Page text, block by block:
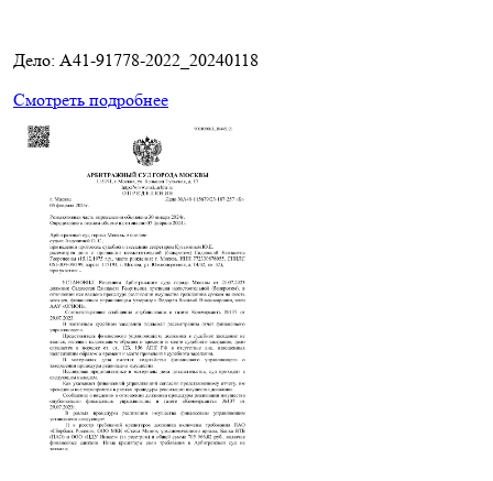
Дело: A41-91778-2022_20240118
Смотреть подробнее